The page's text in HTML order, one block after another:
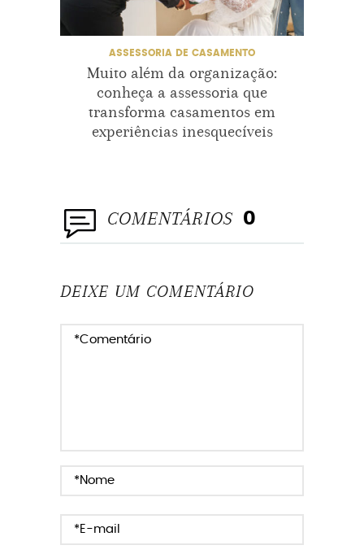
ASSESSORIA DE CASAMENTO
Muito além da organização:
conheça a assessoria que
transforma casamentos em
experiências inesquecíveis
COMENTÁRIOS 0
DEIXE UM COMENTÁRIO